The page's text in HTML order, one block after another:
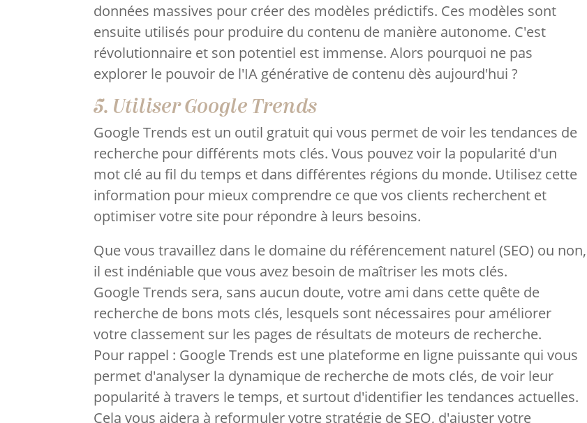
données massives pour créer des modèles prédictifs. Ces modèles sont
ensuite utilisés pour produire du contenu de manière autonome. C'est
révolutionnaire et son potentiel est immense. Alors pourquoi ne pas
explorer le pouvoir de l'IA générative de contenu dès aujourd'hui ?
5. Utiliser Google Trends
Google Trends est un outil gratuit qui vous permet de voir les tendances de
recherche pour différents mots clés. Vous pouvez voir la popularité d'un
mot clé au fil du temps et dans différentes régions du monde. Utilisez cette
information pour mieux comprendre ce que vos clients recherchent et
optimiser votre site pour répondre à leurs besoins.
Que vous travaillez dans le domaine du référencement naturel (SEO) ou non,
il est indéniable que vous avez besoin de maîtriser les mots clés.
Google Trends sera, sans aucun doute, votre ami dans cette quête de
recherche de bons mots clés, lesquels sont nécessaires pour améliorer
votre classement sur les pages de résultats de moteurs de recherche.
Pour rappel : Google Trends est une plateforme en ligne puissante qui vous
permet d'analyser la dynamique de recherche de mots clés, de voir leur
popularité à travers le temps, et surtout d'identifier les tendances actuelles.
Cela vous aidera à reformuler votre stratégie de SEO, d'ajuster votre